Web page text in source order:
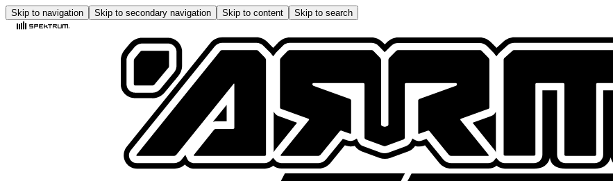
Skip to navigation Skip to secondary navigation Skip to content Skip to search